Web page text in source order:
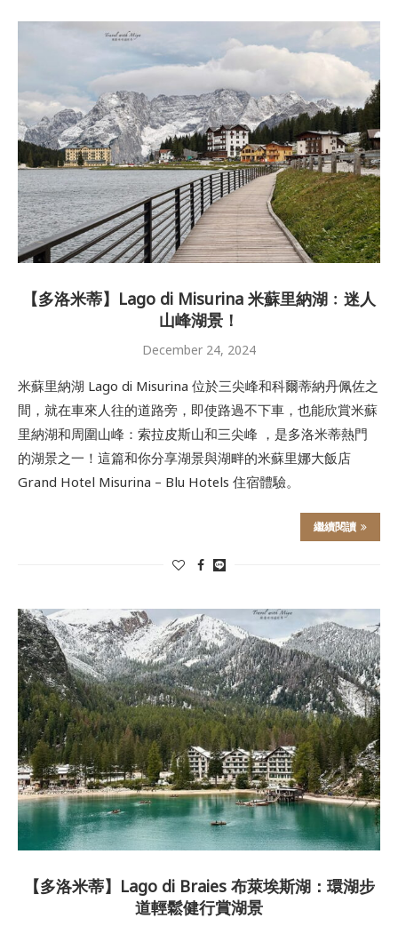
【多洛米蒂】Lago di Misurina 米蘇里納湖﹕迷人
山峰湖景！
December 24, 2024
米蘇里納湖 Lago di Misurina 位於三尖峰和科爾蒂納丹佩佐之
間，就在車來人往的道路旁，即使路過不下車，也能欣賞米蘇
里納湖和周圍山峰：索拉皮斯山和三尖峰 ，是多洛米蒂熱門
的湖景之一！這篇和你分享湖景與湖畔的米蘇里娜大飯店
Grand Hotel Misurina – Blu Hotels 住宿體驗。
繼續閱讀
【多洛米蒂】Lago di Braies 布萊埃斯湖：環湖步
道輕鬆健行賞湖景